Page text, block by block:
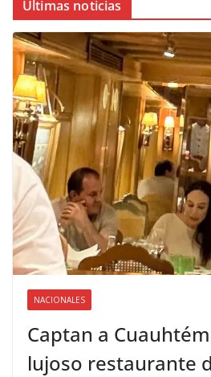
Últimas noticias
NACIONALES
Captan a
lujoso restaurante